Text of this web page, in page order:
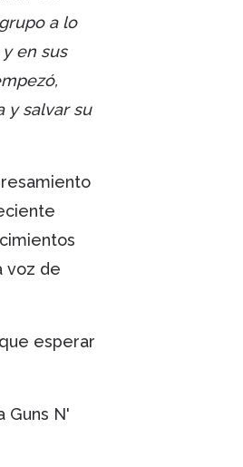
a lo
en sus
y salvar su
voz de
esperar
Guns N'